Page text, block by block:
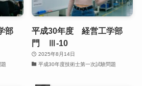
部
平成30年度 経営工学部
門 Ⅲ-10
2025年8月14日
平成30年度技術士第一次試験問題